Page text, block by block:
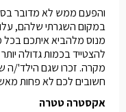
והפעם ממש לא מדובר
במקום השגרתי שלהם,
מנוס מלהביא איתכם בכל
להצטייד בכמות גדולה
מקרה. זכרו שגם הילד'/ה
חשובים לכם לא פחות
אקסטרה טטרה